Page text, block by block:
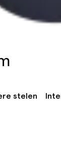
stelen